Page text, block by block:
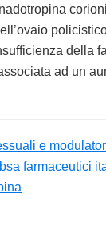
della
ad un
e
Ibsa farmaceutici